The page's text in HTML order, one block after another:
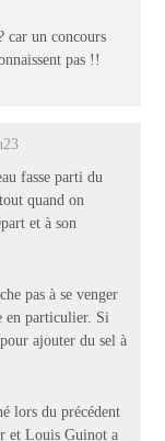
car un concours
pas !!
fasse parti du
quand on
et à son
pas à se venger
en particulier. Si
ajouter du sel à
lors du précédent
et Louis Guinot a